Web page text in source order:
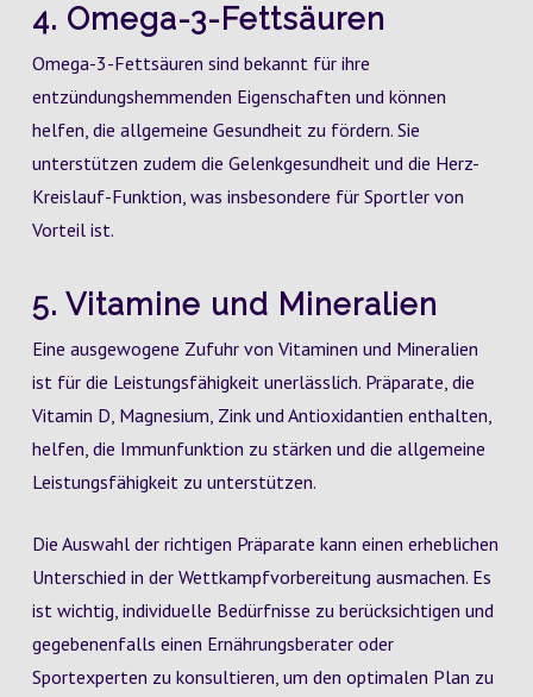
4. Omega-3-Fettsäuren
Omega-3-Fettsäuren sind bekannt für ihre
entzündungshemmenden Eigenschaften und können
helfen, die allgemeine Gesundheit zu fördern. Sie
unterstützen zudem die Gelenkgesundheit und die Herz-
Kreislauf-Funktion, was insbesondere für Sportler von
Vorteil ist.
5. Vitamine und Mineralien
Eine ausgewogene Zufuhr von Vitaminen und Mineralien
ist für die Leistungsfähigkeit unerlässlich. Präparate, die
Vitamin D, Magnesium, Zink und Antioxidantien enthalten,
helfen, die Immunfunktion zu stärken und die allgemeine
Leistungsfähigkeit zu unterstützen.
Die Auswahl der richtigen Präparate kann einen erheblichen
Unterschied in der Wettkampfvorbereitung ausmachen. Es
ist wichtig, individuelle Bedürfnisse zu berücksichtigen und
gegebenenfalls einen Ernährungsberater oder
Sportexperten zu konsultieren, um den optimalen Plan zu